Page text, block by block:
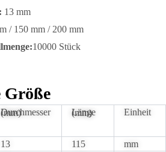
13 mm
/ 150 mm / 200 mm
10000 Stück
Größe
Durchmesser (mm) Länge (mm) Einheit
13 115
mm